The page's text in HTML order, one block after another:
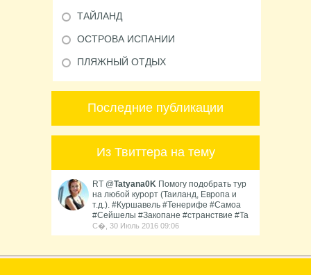
ТАЙЛАНД
ОСТРОВА ИСПАНИИ
ПЛЯЖНЫЙ ОТДЫХ
Последние публикации
Из Твиттера на тему
RT @Tatyana0K Помогу подобрать тур
на любой курорт (Таиланд, Европа и
т.д.). #Куршавель #Тенерифе #Самоа
#Сейшелы #Закопане #странствие #Та
С�, 30 Июль 2016 09:06